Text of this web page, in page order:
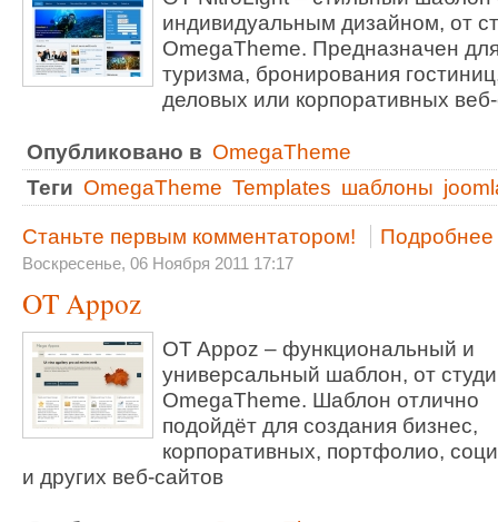
индивидуальным дизайном, от
OmegaTheme. Предназначен
туризма, бронирования
деловых или корпоративных
Опубликовано в OmegaTheme
Теги OmegaTheme Templates шаблоны
Станьте первым комментатором! Подробнее
Воскресенье, 06 Ноября 2011 17:17
OT Appoz
OT Appoz – функциональный и
универсальный шаблон, от
OmegaTheme. Шаблон отлично
подойдёт для создания бизнес,
корпоративных, портфолио,
и других веб-сайтов